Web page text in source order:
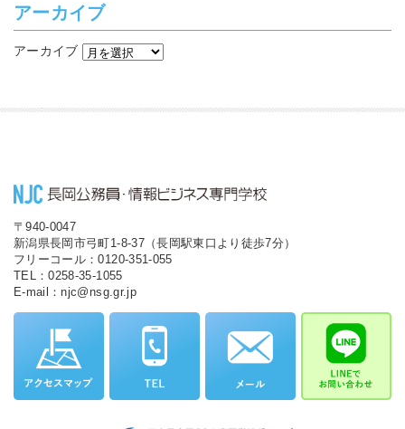
アーカイブ
アーカイブ
〒940-0047
新潟県長岡市弓町1-8-37（長岡駅東口より徒歩7分）
フリーコール：0120-351-055
TEL：0258-35-1055
E-mail：njc@nsg.gr.jp